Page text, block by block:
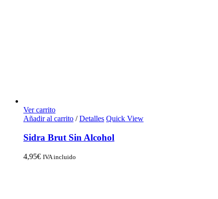
Ver carrito
Añadir al carrito / Detalles Quick View
Sidra Brut Sin Alcohol
4,95€ IVA incluido